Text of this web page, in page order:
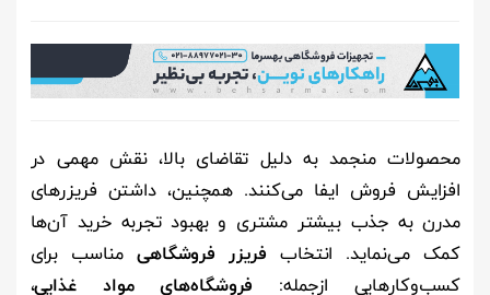
محصولات منجمد به دلیل تقاضای بالا، نقش مهمی در
افزایش فروش ایفا می‌کنند. همچنین، داشتن فریزرهای
مدرن به جذب بیشتر مشتری و بهبود تجربه خرید آن‌ها
کمک می‌نماید. انتخاب فریزر فروشگاهیمناسب برای
کسب‌وکارهایی ازجمله: فروشگاه‌های مواد غذایی،